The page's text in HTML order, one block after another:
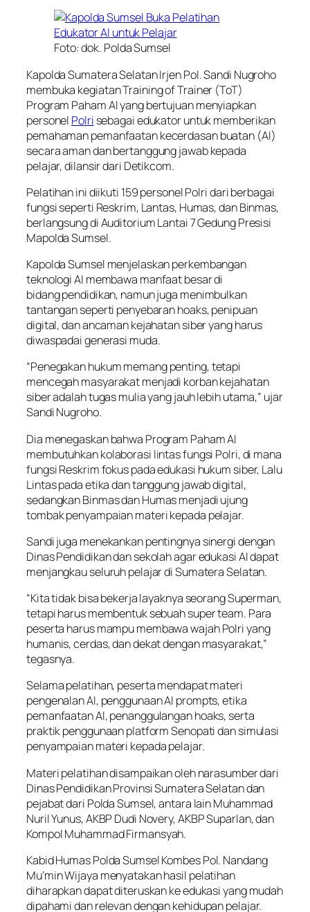
Foto: dok. Polda Sumsel
Kapolda Sumatera Selatan Irjen Pol. Sandi Nugroho
membuka kegiatan Training of Trainer (ToT)
Program Paham AI yang bertujuan menyiapkan
personel Polri sebagai edukator untuk memberikan
pemahaman pemanfaatan kecerdasan buatan (AI)
secara aman dan bertanggung jawab kepada
pelajar, dilansir dari Detikcom.
Pelatihan ini diikuti 159 personel Polri dari berbagai
fungsi seperti Reskrim, Lantas, Humas, dan Binmas,
berlangsung di Auditorium Lantai 7 Gedung Presisi
Mapolda Sumsel.
Kapolda Sumsel menjelaskan perkembangan
teknologi AI membawa manfaat besar di
bidang pendidikan, namun juga menimbulkan
tantangan seperti penyebaran hoaks, penipuan
digital, dan ancaman kejahatan siber yang harus
diwaspadai generasi muda.
“Penegakan hukum memang penting, tetapi
mencegah masyarakat menjadi korban kejahatan
siber adalah tugas mulia yang jauh lebih utama,” ujar
Sandi Nugroho.
Dia menegaskan bahwa Program Paham AI
membutuhkan kolaborasi lintas fungsi Polri, di mana
fungsi Reskrim fokus pada edukasi hukum siber, Lalu
Lintas pada etika dan tanggung jawab digital,
sedangkan Binmas dan Humas menjadi ujung
tombak penyampaian materi kepada pelajar.
Sandi juga menekankan pentingnya sinergi dengan
Dinas Pendidikan dan sekolah agar edukasi AI dapat
menjangkau seluruh pelajar di Sumatera Selatan.
“Kita tidak bisa bekerja layaknya seorang Superman,
tetapi harus membentuk sebuah super team. Para
peserta harus mampu membawa wajah Polri yang
humanis, cerdas, dan dekat dengan masyarakat,”
tegasnya.
Selama pelatihan, peserta mendapat materi
pengenalan AI, penggunaan AI prompts, etika
pemanfaatan AI, penanggulangan hoaks, serta
praktik penggunaan platform Senopati dan simulasi
penyampaian materi kepada pelajar.
Materi pelatihan disampaikan oleh narasumber dari
Dinas Pendidikan Provinsi Sumatera Selatan dan
pejabat dari Polda Sumsel, antara lain Muhammad
Nuril Yunus, AKBP Dudi Novery, AKBP Suparlan, dan
Kompol Muhammad Firmansyah.
Kabid Humas Polda Sumsel Kombes Pol. Nandang
Mu’min Wijaya menyatakan hasil pelatihan
diharapkan dapat diteruskan ke edukasi yang mudah
dipahami dan relevan dengan kehidupan pelajar.